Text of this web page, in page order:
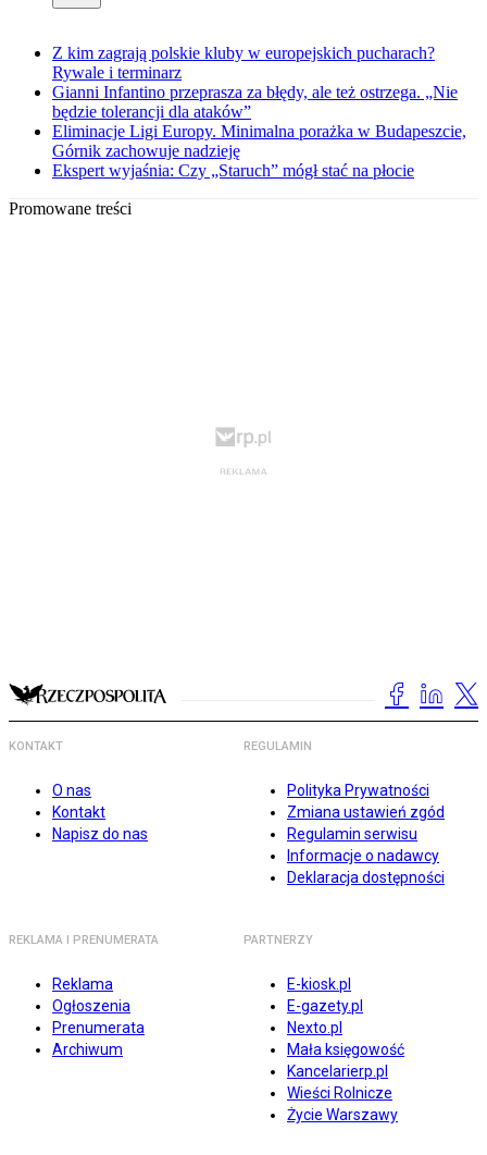
Z kim zagrają polskie kluby w europejskich pucharach?
Rywale i terminarz
Gianni Infantino przeprasza za błędy, ale też ostrzega. „Nie
będzie tolerancji dla ataków”
Eliminacje Ligi Europy. Minimalna porażka w Budapeszcie,
Górnik zachowuje nadzieję
Ekspert wyjaśnia: Czy „Staruch” mógł stać na płocie
Promowane treści
KONTAKT
O nas
Kontakt
Napisz do nas
REGULAMIN
Polityka Prywatności
Zmiana ustawień zgód
Regulamin serwisu
Informacje o nadawcy
Deklaracja dostępności
REKLAMA I PRENUMERATA
Reklama
Ogłoszenia
Prenumerata
Archiwum
PARTNERZY
E-kiosk.pl
E-gazety.pl
Nexto.pl
Mała księgowość
Kancelarierp.pl
Wieści Rolnicze
Życie Warszawy